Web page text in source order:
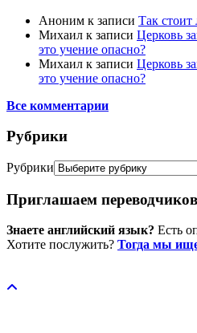
Аноним к записи Так стоит
Михаил к записи Церковь
это учение опасно?
Михаил к записи Церковь
это учение опасно?
Все комментарии
Рубрики
Рубрики
Приглашаем
Знаете английский язык? Есть
Хотите послужить? Тогда мы